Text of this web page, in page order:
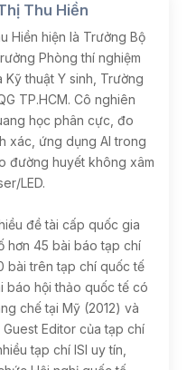
Thu Hiền
Hiền hiện là Trưởng Bộ
Phòng thí nghiệm
Kỹ thuật Y sinh, Trường
TP.HCM. Cô nghiên
học phân cực, đo
xác, ứng dụng AI trong
đường huyết không xâm
LED.
đề tài cấp quốc gia
hơn 45 bài báo tạp chí
bài trên tạp chí quốc tế
báo hội thảo quốc tế có
chế tại Mỹ (2012) và
Editor của tạp chí
tạp chí ISI uy tín,